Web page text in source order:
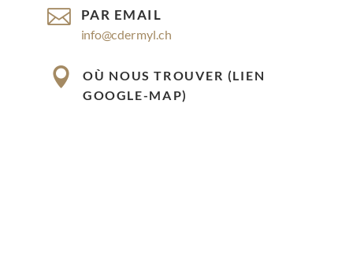
 PAR EMAIL
info@cdermyl.ch
 OÙ NOUS TROUVER (LIEN
GOOGLE-MAP)